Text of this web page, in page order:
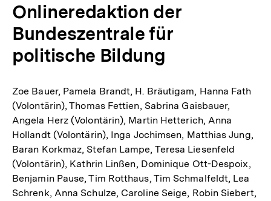
Onlineredaktion der
Bundeszentrale für
politische Bildung
Zoe Bauer, Pamela Brandt, H. Bräutigam, Hanna Fath
(Volontärin), Thomas Fettien, Sabrina Gaisbauer,
Angela Herz (Volontärin), Martin Hetterich, Anna
Hollandt (Volontärin), Inga Jochimsen, Matthias Jung,
Baran Korkmaz, Stefan Lampe, Teresa Liesenfeld
(Volontärin), Kathrin Linßen, Dominique Ott-Despoix,
Benjamin Pause, Tim Rotthaus, Tim Schmalfeldt, Lea
Schrenk, Anna Schulze, Caroline Seige, Robin Siebert,